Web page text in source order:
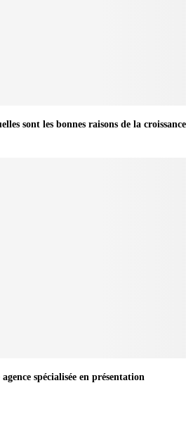
sont les bonnes raisons de la croissance
spécialisée en présentation